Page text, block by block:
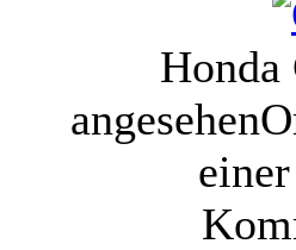
Honda
angesehen